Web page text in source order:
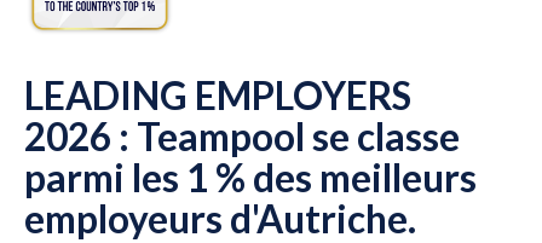
LEADING EMPLOYERS
2026 : Teampool se classe
parmi les 1 % des meilleurs
employeurs d'Autriche.